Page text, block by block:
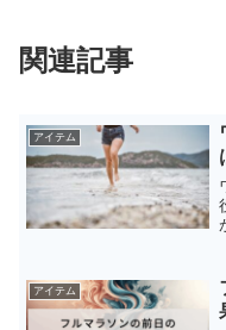
関連記事
アイテム
アイテム